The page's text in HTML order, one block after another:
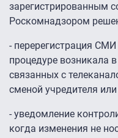
зарегистрированным
Роскомнадзором
- перерегистрация
процедуре возникала
связанных с
сменой учредителя
- уведомление
когда изменения не